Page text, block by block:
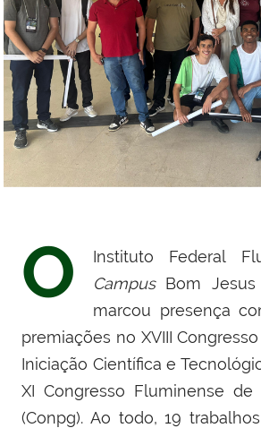
O
Instituto Federal
Campus Bom
marcou presença
premiações no XVIII
Iniciação Científica e
XI Congresso Fluminense de
(Conpg). Ao todo, 19